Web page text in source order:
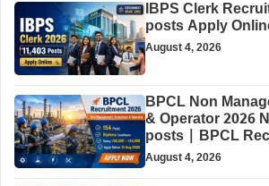
IBPS Clerk
posts Apply
August 4, 2026
BPCL Non
& Operator 2026
posts | BPCL
August 4, 2026